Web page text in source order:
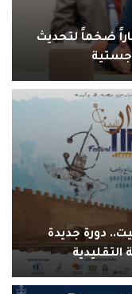
ضخماً لتحديث
دورة جديدة